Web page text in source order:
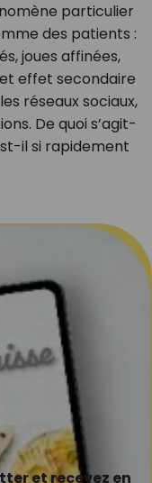
particulier
des patients :
joues affinées,
effet secondaire
réseaux sociaux,
De quoi s’agit-
il si rapidement
et recevez en